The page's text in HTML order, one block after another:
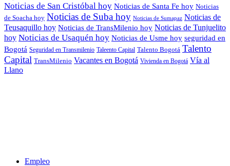
Noticias de San Cristóbal hoy Noticias de Santa Fe hoy Noticias
de Soacha hoy Noticias de Suba hoy Noticias de Sumapaz Noticias de
Teusaquillo hoy Noticias de TransMilenio hoy Noticias de Tunjuelito
hoy Noticias de Usaquén hoy Noticias de Usme hoy seguridad en
Bogotá Seguridad en Transmilenio Taleento Capital Talento Bogotá Talento
Capital TransMilenio Vacantes en Bogotá Vivienda en Bogotá Vía al
Llano
Empleo